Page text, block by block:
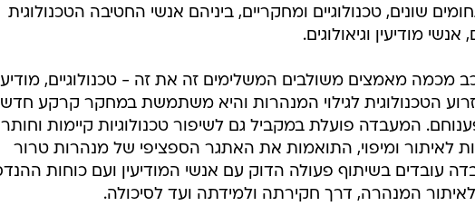
שונים, טכנולוגיים ומחקריים, ביניהם אנשי החטיבה הטכנולוגית
מודיעין וגיאולוגים.
מכמה מאמצים משולבים המשלימים זה את זה - טכנולוגיים,
הטכנולוגית לגילוי המנהרות והיא משתמשת במחקר קרקע
המעבדה פועלת במקביל גם לשיפור טכנולוגיות קיימות
לאיתור ומיפוי, התואמות את האתגר הספציפי של מנהרות טרור
עובדים בשיתוף פעולה הדוק עם אנשי המודיעין ועם כוחות
המנהרה, דרך חקירתה ולמידתה ועד לסיכולה.